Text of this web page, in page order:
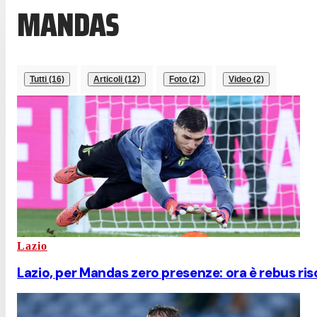
MANDAS
Tutti (16) Articoli (12) Foto (2) Video (2)
Lazio
Lazio, per Mandas zero presenze: ora è rebus